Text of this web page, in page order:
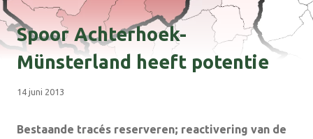
Spoor Achterhoek-
Münsterland heeft potentie
14 juni 2013
Bestaande tracés reserveren; reactivering van de